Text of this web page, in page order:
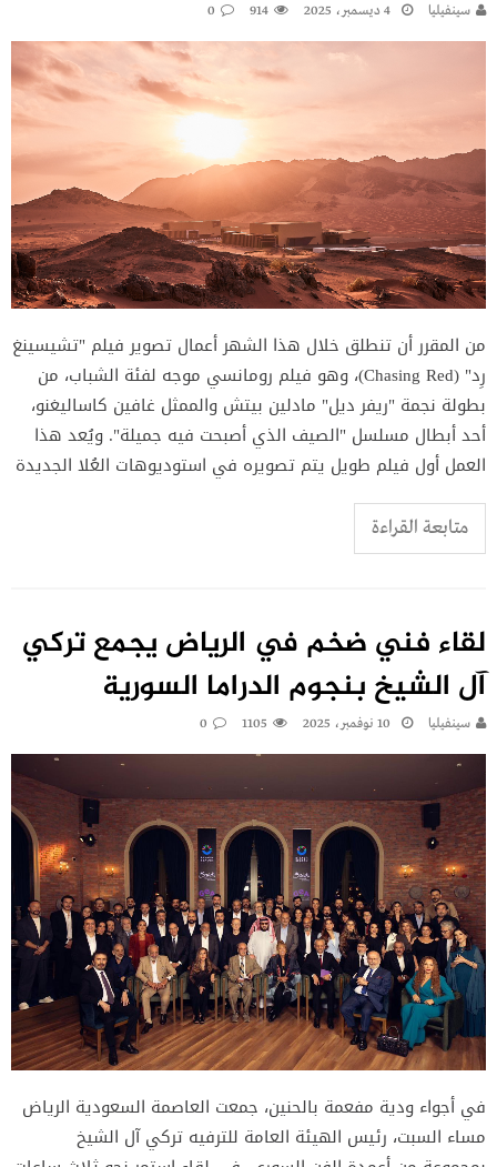
سينفيليا 4 ديسمبر، 2025 914
0
من المقرر أن تنطلق خلال هذا الشهر أعمال تصوير فيلم "تشيسينغ
رِد" (Chasing Red)، وهو فيلم رومانسي موجه لفئة الشباب، من
بطولة نجمة "ريفر ديل" مادلين بيتش والممثل غافين كاساليغنو،
أحد أبطال مسلسل "الصيف الذي أصبحت فيه جميلة". ويُعد هذا
العمل أول فيلم طويل يتم تصويره في استوديوهات العُلا الجديدة
متابعة القراءة
لقاء فني ضخم في الرياض يجمع تركي
آل الشيخ بنجوم الدراما السورية
سينفيليا 10 نوفمبر، 2025 1105
0
في أجواء ودية مفعمة بالحنين، جمعت العاصمة السعودية الرياض
مساء السبت، رئيس الهيئة العامة للترفيه تركي آل الشيخ